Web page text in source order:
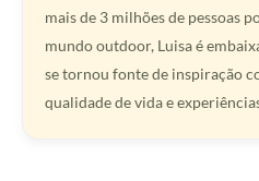
mais de 3 milhões de pessoas
mundo outdoor, Luisa é
se tornou fonte de inspiração
qualidade de vida e